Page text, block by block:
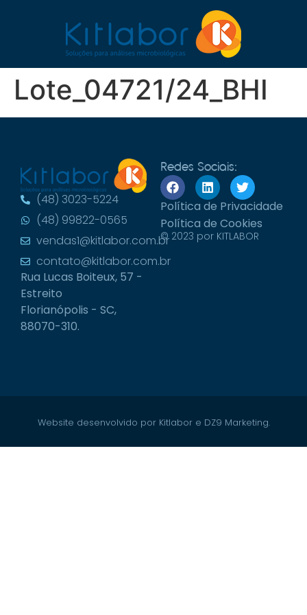
Lote_04721/24_BHI
(48) 3023-5224
(48) 99822-0565
vendas1@kitlabor.com.br
contato@kitlabor.com.br
Rua Lucas Boiteux, 57 -
Estreito
Florianópolis - SC,
88070-310.
Redes Sociais:
Política de Privacidade
Política de Cookies
© 2023 por KITLABOR
Website desenvolvido por Kitlabor e DZ9 Marketing.